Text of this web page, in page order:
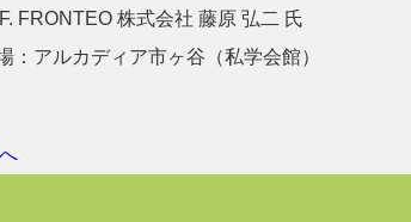
FRONTEO 株式会社 藤原 弘二 氏
：アルカディア市ヶ谷（私学会館）